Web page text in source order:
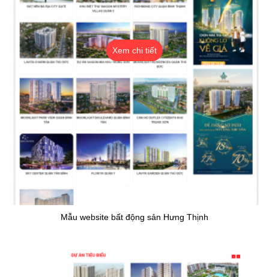
Xem chi tiết
Mẫu website bất động sản Hưng Thịnh